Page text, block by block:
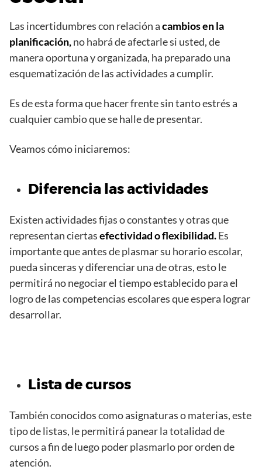
Las incertidumbres con relación acambios en la
planificación,no habrá de afectarle si usted, de
manera oportuna y organizada, ha preparado una
esquematización de las actividades a cumplir.
Es de esta forma que hacer frente sin tanto estrés a
cualquier cambio que se halle de presentar.
Veamos cómo iniciaremos:
Diferencia las actividades
Existen actividades fijas o constantes y otras que
representan ciertasefectividad o flexibilidad.Es
importante que antes de plasmar su horario escolar,
pueda sinceras y diferenciar una de otras, esto le
permitirá no negociar el tiempo establecido para el
logro de las competencias escolares que espera lograr
desarrollar.
Lista de cursos
También conocidos como asignaturas o materias, este
tipo de listas, le permitirá panear la totalidad de
cursos a fin de luego poder plasmarlo por orden de
atención.